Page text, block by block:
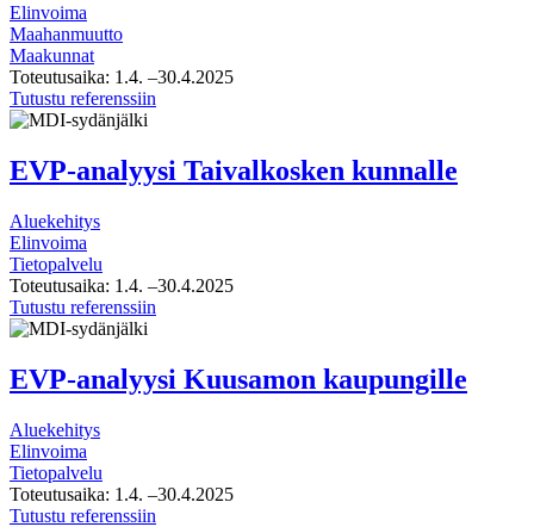
Elinvoima
Maahanmuutto
Maakunnat
Toteutusaika: 1.4. –30.4.2025
Tutustu referenssiin
Kansainvälisten
EVP-analyysi Taivalkosken kunnalle
Aluekehitys
Elinvoima
Tietopalvelu
Toteutusaika: 1.4. –30.4.2025
Tutustu referenssiin
kunnalle
EVP-analyysi Kuusamon kaupungille
Aluekehitys
Elinvoima
Tietopalvelu
Toteutusaika: 1.4. –30.4.2025
Tutustu referenssiin